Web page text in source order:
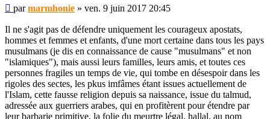
Message
non
lu
parmarmhonie » ven. 9 juin 2017 20:45
Il ne s'agit pas de défendre uniquement les courageux apostats,
hommes et femmes et enfants, d'une mort certaine dans tous les pays
musulmans (je dis en connaissance de cause "musulmans" et non
"islamiques"), mais aussi leurs familles, leurs amis, et toutes ces
personnes fragiles un temps de vie, qui tombe en désespoir dans les
rigoles des sectes, les pkus imfâmes étant issues actuellement de
l'Islam, cette fausse religion depuis sa naissance, issue du talmud,
adressée aux guerriers arabes, qui en profitèrent pour étendre par
leur barbarie primitive, la folie du meurtre légal, hallal, au nom